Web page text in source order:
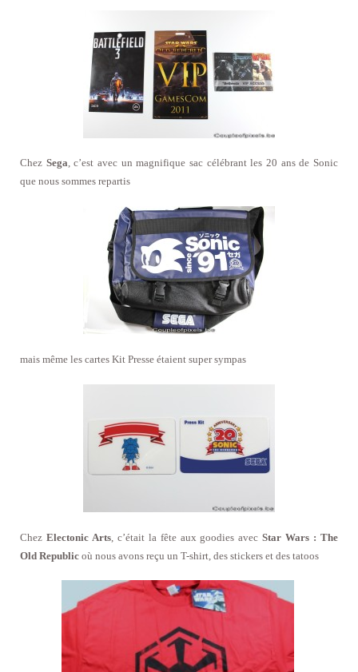
Chez Sega, c’est avec un magnifique sac célébrant les 20 ans de Sonic
que nous sommes repartis
mais même les cartes Kit Presse étaient super sympas
Chez Electonic Arts, c’était la fête aux goodies avecStar Wars : The
Old Republic où nous avons reçu un T-shirt, des stickers et des tatoos